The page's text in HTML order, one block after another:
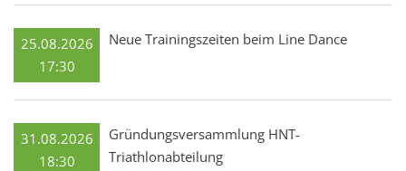
25.08.2026
17:30
Neue Trainingszeiten beim Line Dance
31.08.2026
18:30
Gründungsversammlung HNT-
Triathlonabteilung